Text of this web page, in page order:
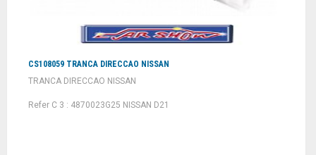
CS108059 TRANCA DIRECCAO NISSAN
TRANCA DIRECCAO NISSAN
Refer C 3 : 4870023G25 NISSAN D21